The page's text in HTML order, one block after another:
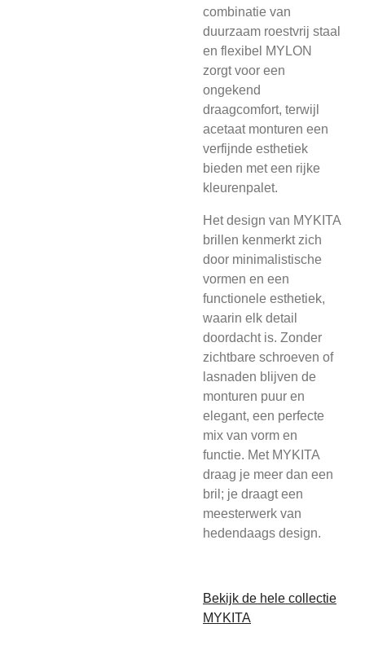
combinatie van
duurzaam roestvrij staal
en flexibel MYLON
zorgt voor een
ongekend
draagcomfort, terwijl
acetaat monturen een
verfijnde esthetiek
bieden met een rijke
kleurenpalet.
Het design van MYKITA
brillen kenmerkt zich
door minimalistische
vormen en een
functionele esthetiek,
waarin elk detail
doordacht is. Zonder
zichtbare schroeven of
lasnaden blijven de
monturen puur en
elegant, een perfecte
mix van vorm en
functie. Met MYKITA
draag je meer dan een
bril; je draagt een
meesterwerk van
hedendaags design.
Bekijk de hele collectie
MYKITA